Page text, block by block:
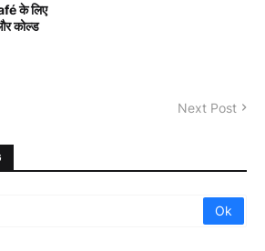
के लिए
कोल्ड
Next Post